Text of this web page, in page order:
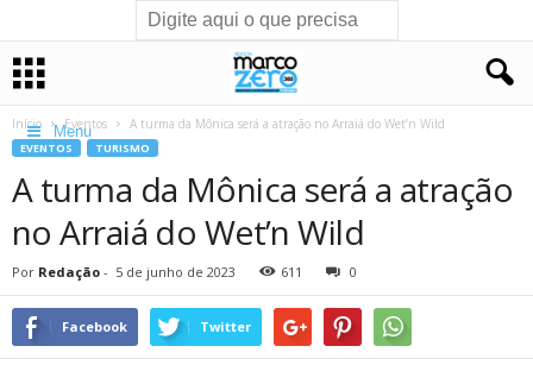
Menu
Início Eventos A turma da Mônica será a atração no Arraiá do Wet’n Wild
EVENTOS TURISMO
A turma da Mônica será a atração
no Arraiá do Wet’n Wild
Por Redação - 5 de junho de 2023 611 0
Facebook Twitter